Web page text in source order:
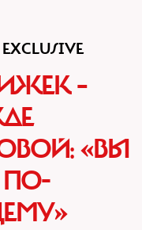
–
«ВЫ
ПО-